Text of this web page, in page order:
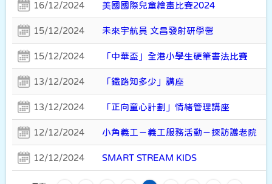
16/12/2024 美國國際兒童繪畫比賽2024
15/12/2024 未來宇航員 文昌發射研學營
15/12/2024 「中華盃」全港小學生硬筆書法比賽
13/12/2024 「鐵路知多少」講座
13/12/2024 「正向童心計劃」情緒管理講座
12/12/2024 小角義工－義工服務活動－探訪護老院
12/12/2024 SMART STREAM KIDS